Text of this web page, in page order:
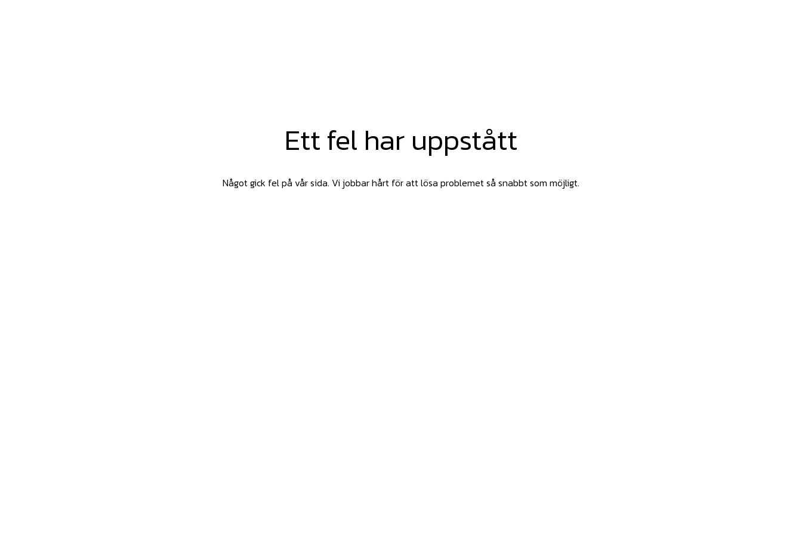
Ett fel har uppstått
Något gick fel på vår sida. Vi jobbar hårt för att lösa problemet så snabbt som möjligt.